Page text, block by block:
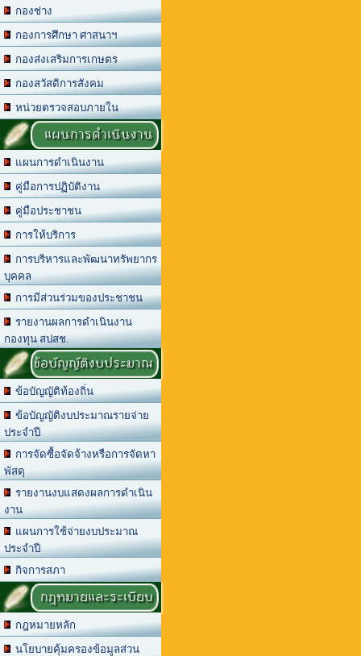
กองช่าง
กองการศึกษา ศาสนาฯ
กองส่งเสริมการเกษตร
กองสวัสดิการสังคม
หน่วยตรวจสอบภายใน
แผนการดำเนินงาน
แผนการดำเนินงาน
คู่มือการปฏิบัติงาน
คู่มือประชาชน
การให้บริการ
การบริหารและพัฒนาทรัพยากร
บุคคล
การมีส่วนร่วมของประชาชน
รายงานผลการดำเนินงาน
กองทุน สปสช.
ข้อบัญญัติงบประมาณ
ข้อบัญญัติท้องถิ่น
ข้อบัญญัติงบประมาณรายจ่าย
ประจำปี
การจัดซื้อจัดจ้างหรือการจัดหา
พัสดุ
รายงานงบแสดงผลการดำเนิน
งาน
แผนการใช้จ่ายงบประมาณ
ประจำปี
กิจการสภา
กฎหมายและระเบียบ
กฎหมายหลัก
นโยบายคุ้มครองข้อมูลส่วน